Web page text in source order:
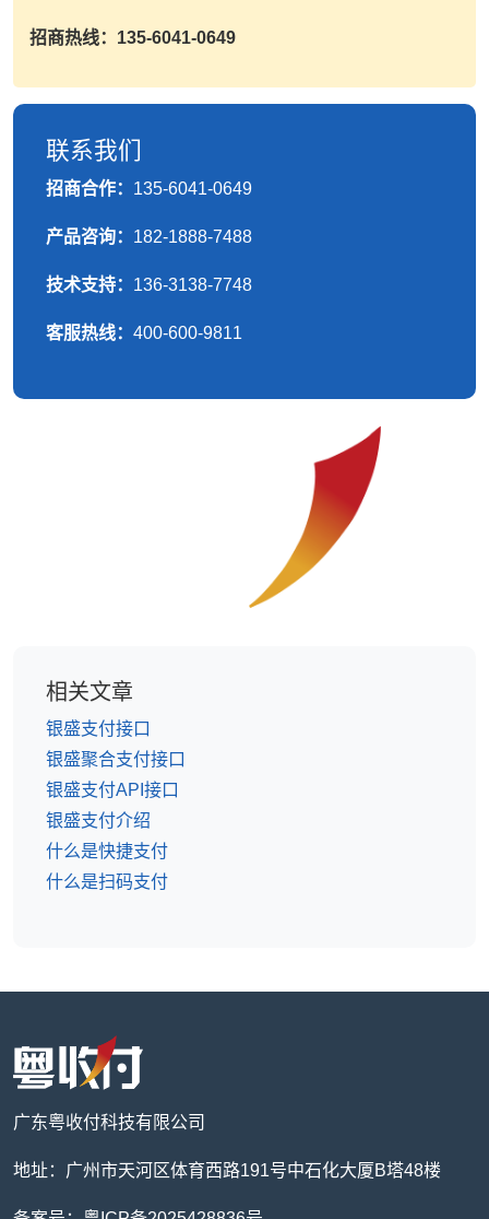
招商热线：135-6041-0649
联系我们
招商合作： 135-6041-0649
产品咨询： 182-1888-7488
技术支持： 136-3138-7748
客服热线： 400-600-9811
相关文章
银盛支付接口
银盛聚合支付接口
银盛支付API接口
银盛支付介绍
什么是快捷支付
什么是扫码支付
广东粤收付科技有限公司
地址：广州市天河区体育西路191号中石化大厦B塔48楼